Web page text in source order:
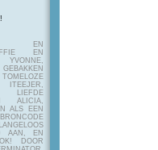
EN
EN
YVONNE,
LIEFDE
ALICIA,
ALS EEN
AAN, EN
DOOR